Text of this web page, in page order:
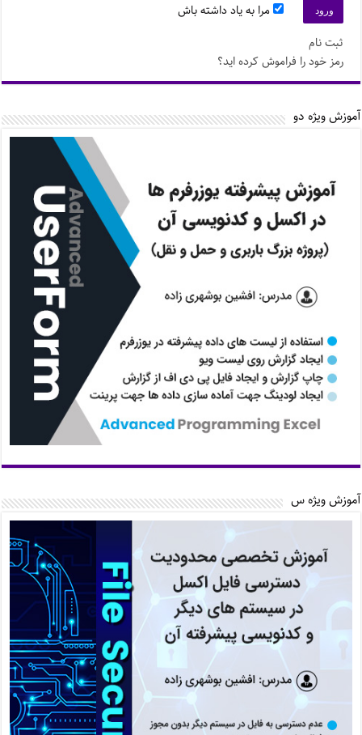
مرا به یاد داشته باش
ثبت نام
رمز خود را فراموش کرده اید؟
آموزش ویژه دو
آموزش ویژه س